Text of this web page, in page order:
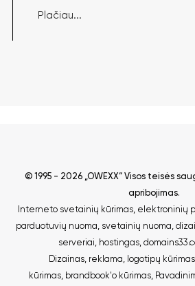
Plačiau...
© 1995 - 2026 „OWEXX“ Visos teisės
apribojimas.
Interneto svetainių kūrimas, elektroninių
parduotuvių nuoma, svetainių nuoma,
serveriai, hostingas,
Dizainas, reklama, logotipų kūrimas
kūrimas, brandbook'o kūrimas,